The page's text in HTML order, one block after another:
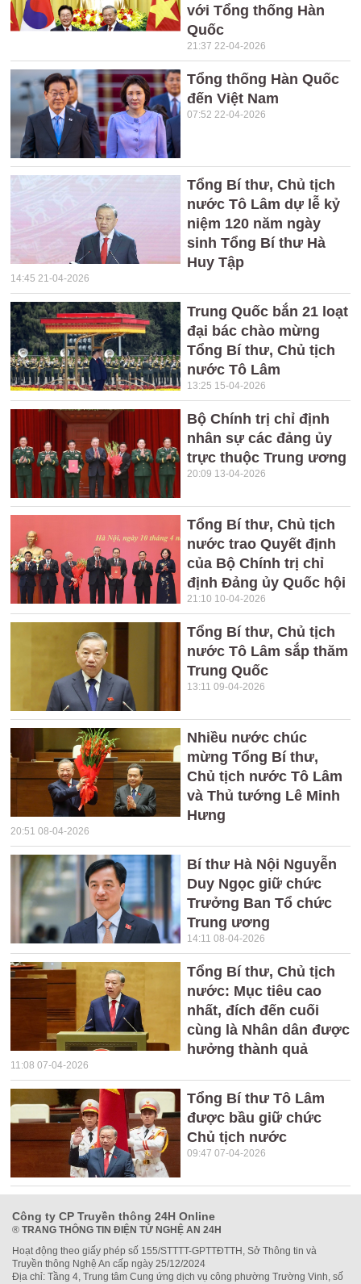
với Tổng thống Hàn
Quốc
21:37 22-04-2026
Tổng thống Hàn Quốc
đến Việt Nam
07:52 22-04-2026
Tổng Bí thư, Chủ tịch
nước Tô Lâm dự lễ kỷ
niệm 120 năm ngày
sinh Tổng Bí thư Hà
Huy Tập
14:45 21-04-2026
Trung Quốc bắn 21 loạt
đại bác chào mừng
Tổng Bí thư, Chủ tịch
nước Tô Lâm
13:25 15-04-2026
Bộ Chính trị chỉ định
nhân sự các đảng ủy
trực thuộc Trung ương
20:09 13-04-2026
Tổng Bí thư, Chủ tịch
nước trao Quyết định
của Bộ Chính trị chỉ
định Đảng ủy Quốc hội
21:10 10-04-2026
Tổng Bí thư, Chủ tịch
nước Tô Lâm sắp thăm
Trung Quốc
13:11 09-04-2026
Nhiều nước chúc
mừng Tổng Bí thư,
Chủ tịch nước Tô Lâm
và Thủ tướng Lê Minh
Hưng
20:51 08-04-2026
Bí thư Hà Nội Nguyễn
Duy Ngọc giữ chức
Trưởng Ban Tổ chức
Trung ương
14:11 08-04-2026
Tổng Bí thư, Chủ tịch
nước: Mục tiêu cao
nhất, đích đến cuối
cùng là Nhân dân được
hưởng thành quả
11:08 07-04-2026
Tổng Bí thư Tô Lâm
được bầu giữ chức
Chủ tịch nước
09:47 07-04-2026
Công ty CP Truyền thông 24H Online
® TRANG THÔNG TIN ĐIỆN TỬ NGHỆ AN 24H
Hoạt động theo giấy phép số 155/STTTT-GPTTĐTTH, Sở Thông tin và
Truyền thông Nghệ An cấp ngày 25/12/2024
Địa chỉ: Tầng 4, Trung tâm Cung ứng dịch vụ công phường Trường Vinh, số